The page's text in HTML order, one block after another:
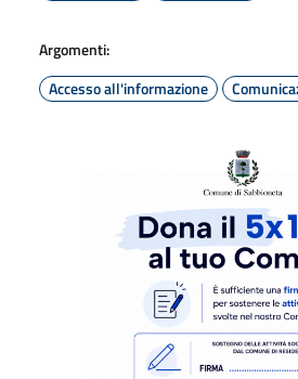
Argomenti:
Accesso all'informazione